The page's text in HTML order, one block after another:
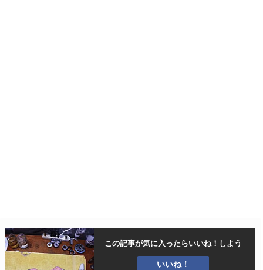
この記事が気に入ったらいいね！しよう
いいね！